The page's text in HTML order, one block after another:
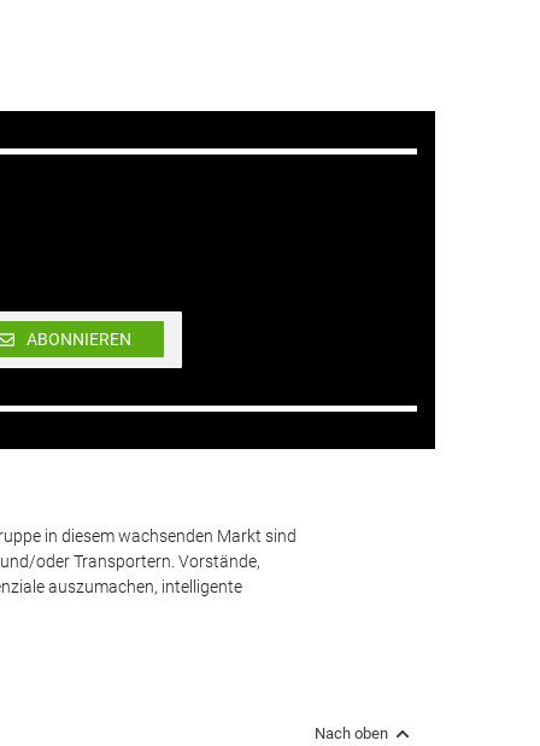
ABONNIEREN
in diesem wachsenden Markt sind
oder Transportern. Vorstände,
auszumachen, intelligente
Nach oben